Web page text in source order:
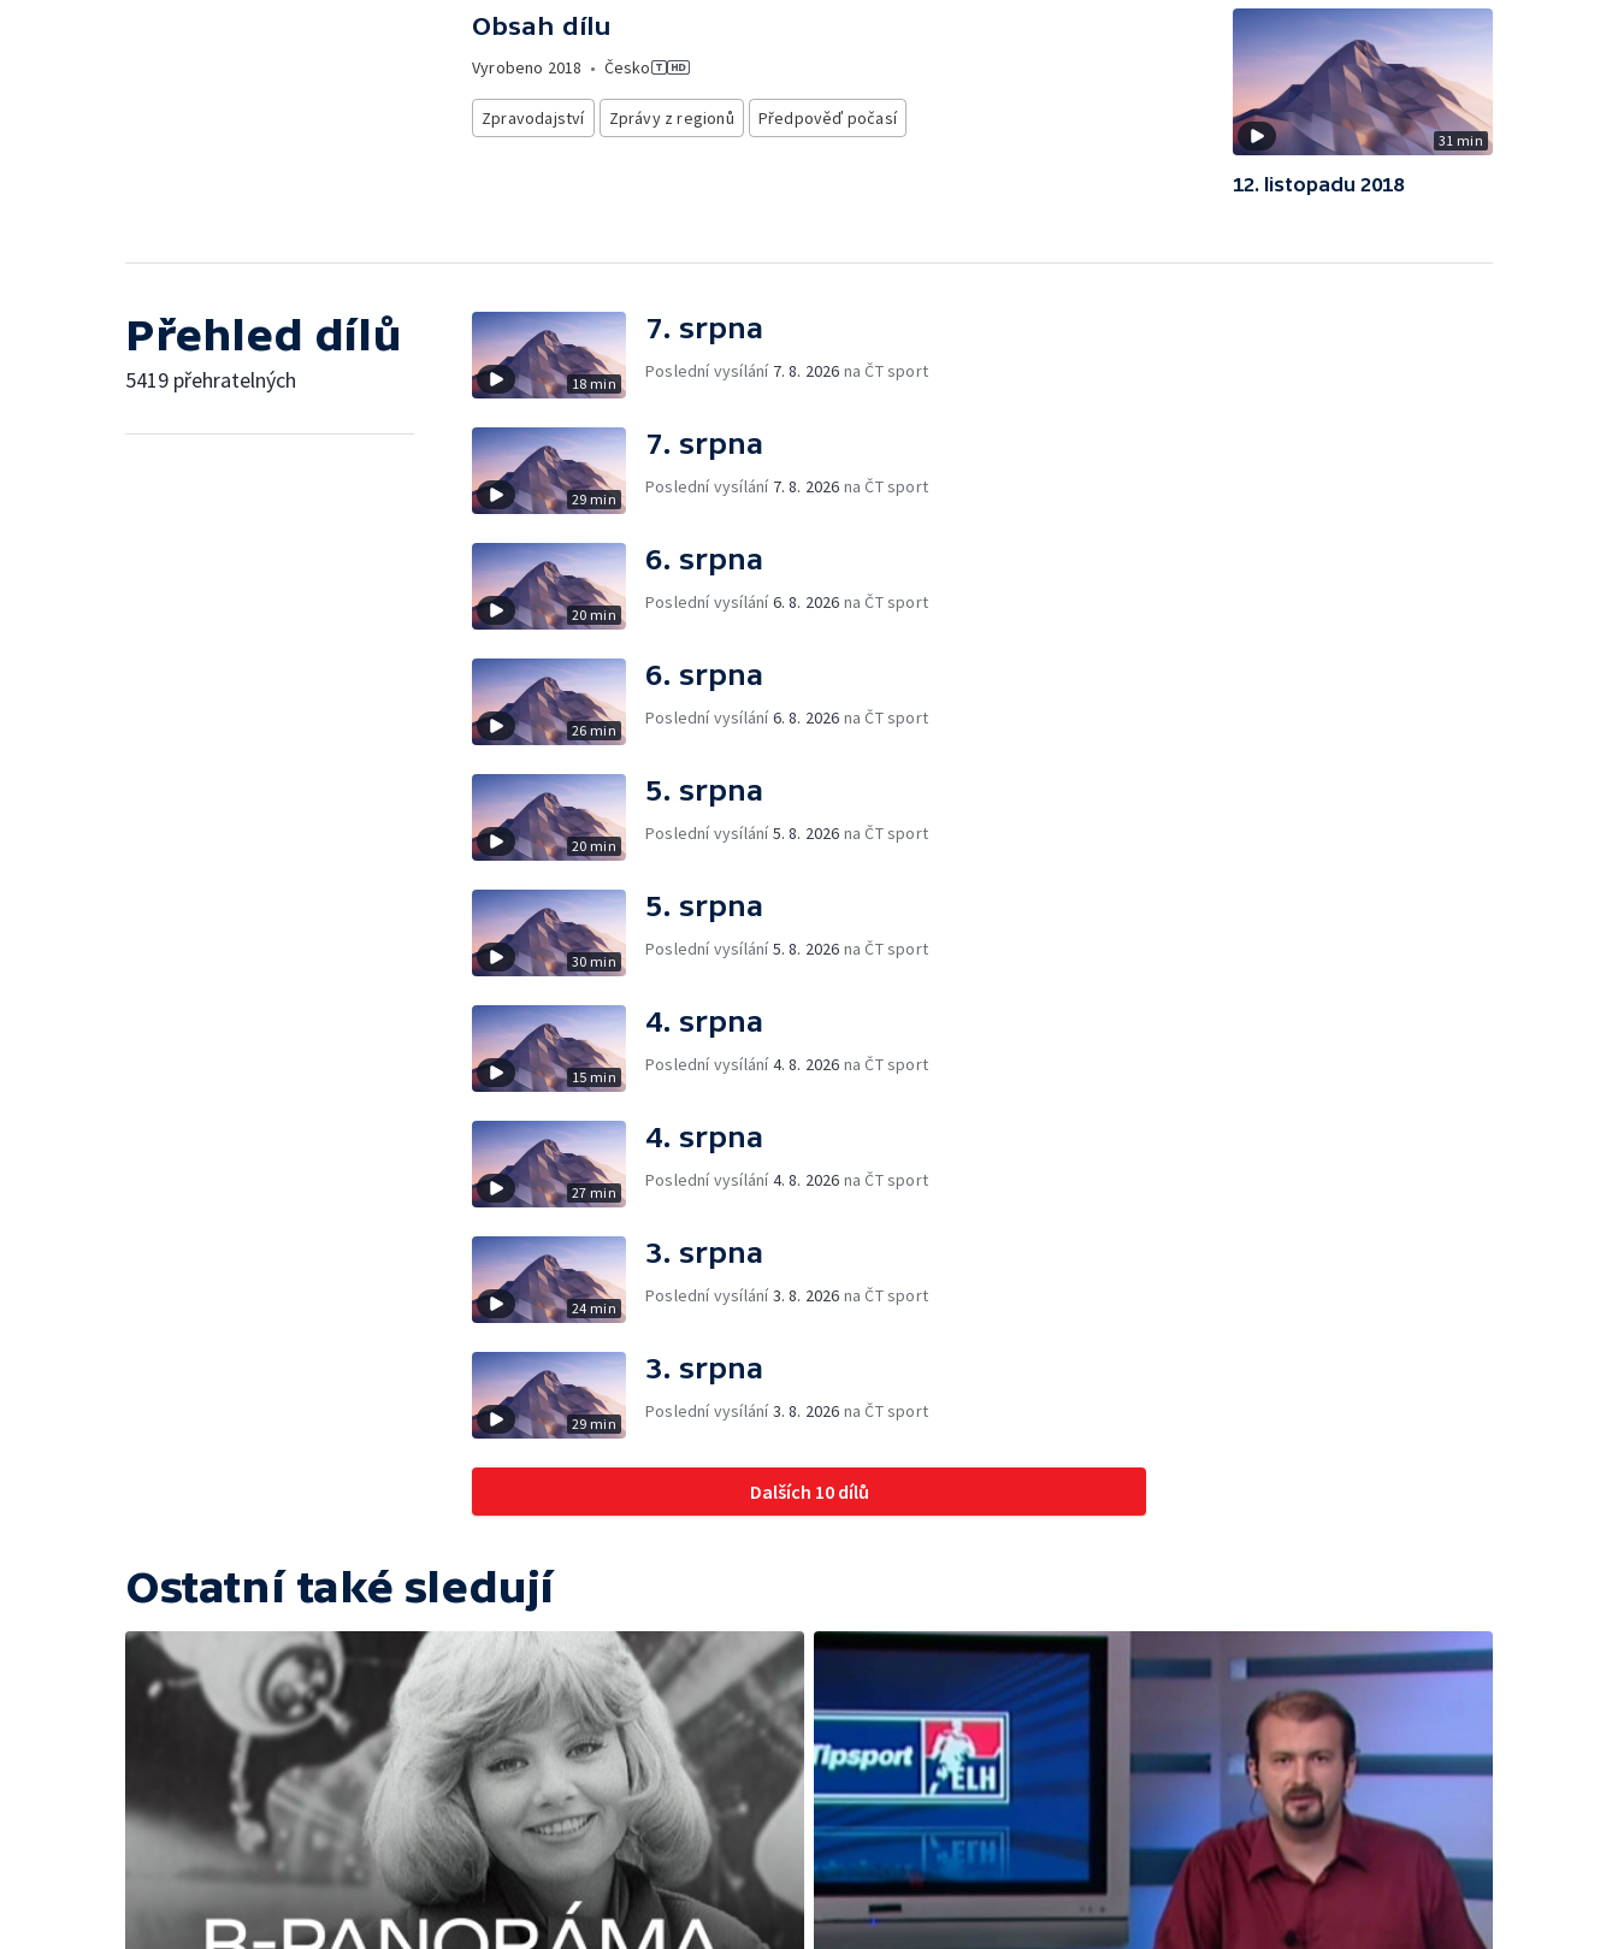
Obsah dílu
Vyrobeno 2018 • Česko
Zpravodajství Zprávy z regionů Předpověď počasí
31 min
12. listopadu 2018
Přehled dílů
5419 přehratelných 18 min
7. srpna
Poslední vysílání 7. 8. 2026 na ČT sport
29 min
7. srpna
Poslední vysílání 7. 8. 2026 na ČT sport
20 min
6. srpna
Poslední vysílání6. 8. 2026 na ČT sport
26 min
6. srpna
Poslední vysílání6. 8. 2026 na ČT sport
20 min
5. srpna
Poslední vysílání5. 8. 2026 na ČT sport
30 min
5. srpna
Poslední vysílání5. 8. 2026 na ČT sport
15 min
4. srpna
Poslední vysílání4. 8. 2026 na ČT sport
27 min
4. srpna
Poslední vysílání4. 8. 2026 na ČT sport
24 min
3. srpna
Poslední vysílání3. 8. 2026 na ČT sport
29 min
3. srpna
Poslední vysílání3. 8. 2026 na ČT sport
Dalších 10 dílů
Ostatní také sledují